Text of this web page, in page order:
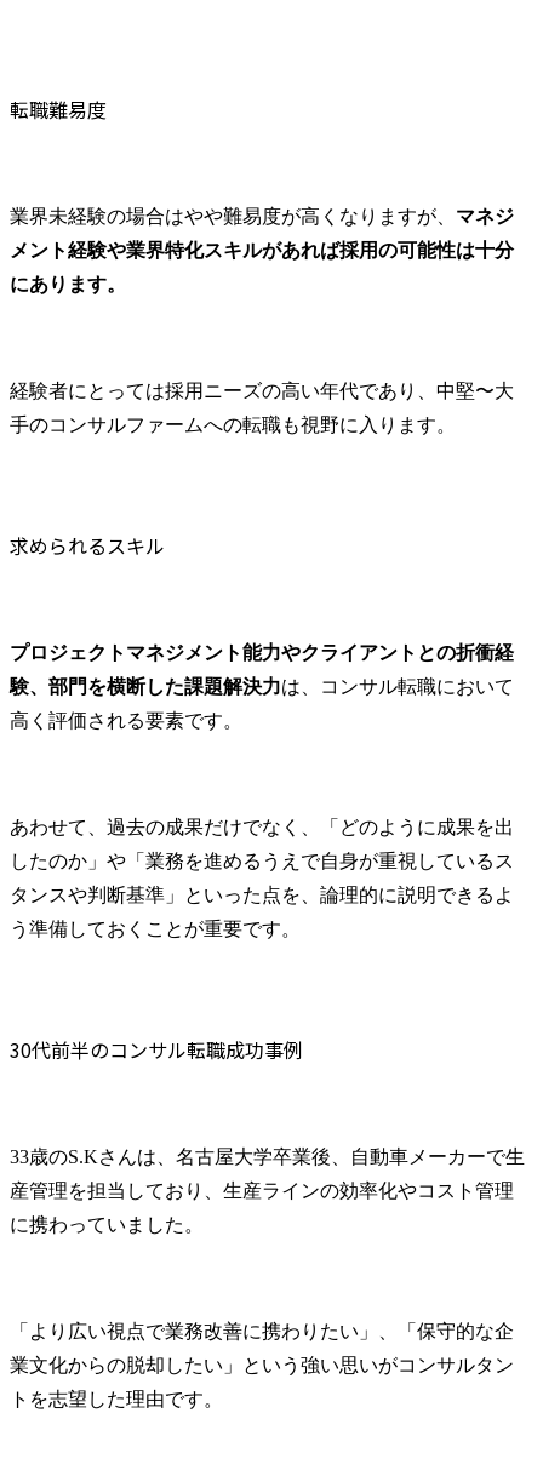
転職難易度
業界未経験の場合はやや難易度が高くなりますが、 マネジ
メント経験や業界特化スキルがあれば採用の可能性は十分
にあります。
経験者にとっては採用ニーズの高い年代であり、中堅〜大
手のコンサルファームへの転職も視野に入ります。
求められるスキル
プロジェクトマネジメント能力やクライアントとの折衝経
験、部門を横断した課題解決力は、コンサル転職において
高く評価される要素です。
あわせて、過去の成果だけでなく、「どのように成果を出
したのか」や「業務を進めるうえで自身が重視しているス
タンスや判断基準」といった点を、論理的に説明できるよ
う準備しておくことが重要です。
30代前半のコンサル転職成功事例
33歳のS.Kさんは、名古屋大学卒業後、自動車メーカーで生
産管理を担当しており、生産ラインの効率化やコスト管理
に携わっていました。
「より広い視点で業務改善に携わりたい」、「保守的な企
業文化からの脱却したい」という強い思いがコンサルタン
トを志望した理由です。